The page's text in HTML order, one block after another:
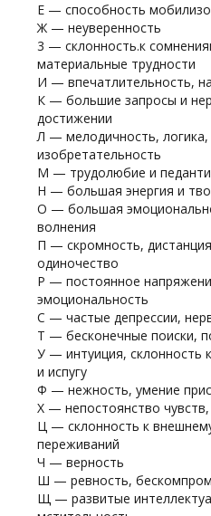
Е — способность
Ж — неуверенность
3 — склонность.к
материальные трудности
И — впечатлительность,
К — большие запросы и
достижении
Л — мелодичность,
изобретательность
М — трудолюбие и
Н — большая энергия и
О — большая
волнения
П — скромность,
одиночество
Р — постоянное
эмоциональность
С — частые депрессии,
Т — бесконечные поиски,
У — интуиция, склонность
и испугу
Ф — нежность, умение
X — непостоянство
Ц — склонность к
переживаний
Ч — верность
Ш — ревность,
Щ — развитые